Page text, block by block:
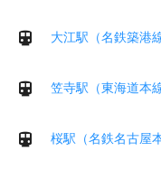
大江駅（名鉄築
笠寺駅（東海道
桜駅（名鉄名古屋